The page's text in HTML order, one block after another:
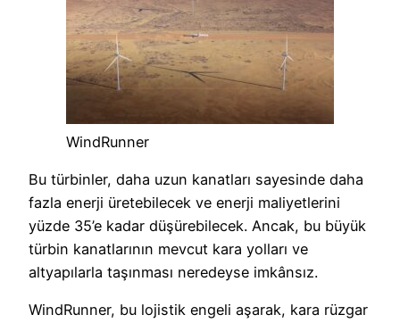
WindRunner
Bu türbinler, daha uzun kanatları sayesinde daha
fazla enerji üretebilecek ve enerji maliyetlerini
yüzde 35’e kadar düşürebilecek. Ancak, bu büyük
türbin kanatlarının mevcut kara yolları ve
altyapılarla taşınması neredeyse imkânsız.
WindRunner, bu lojistik engeli aşarak, kara rüzgar